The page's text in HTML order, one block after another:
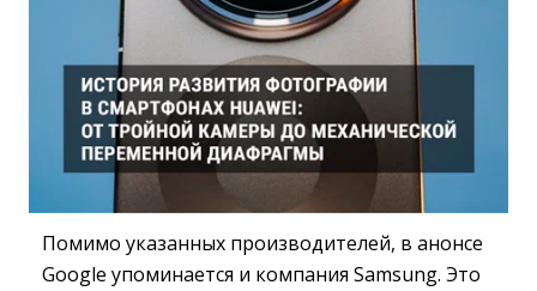
Помимо указанных производителей, в анонсе
Google упоминается и компания Samsung. Это